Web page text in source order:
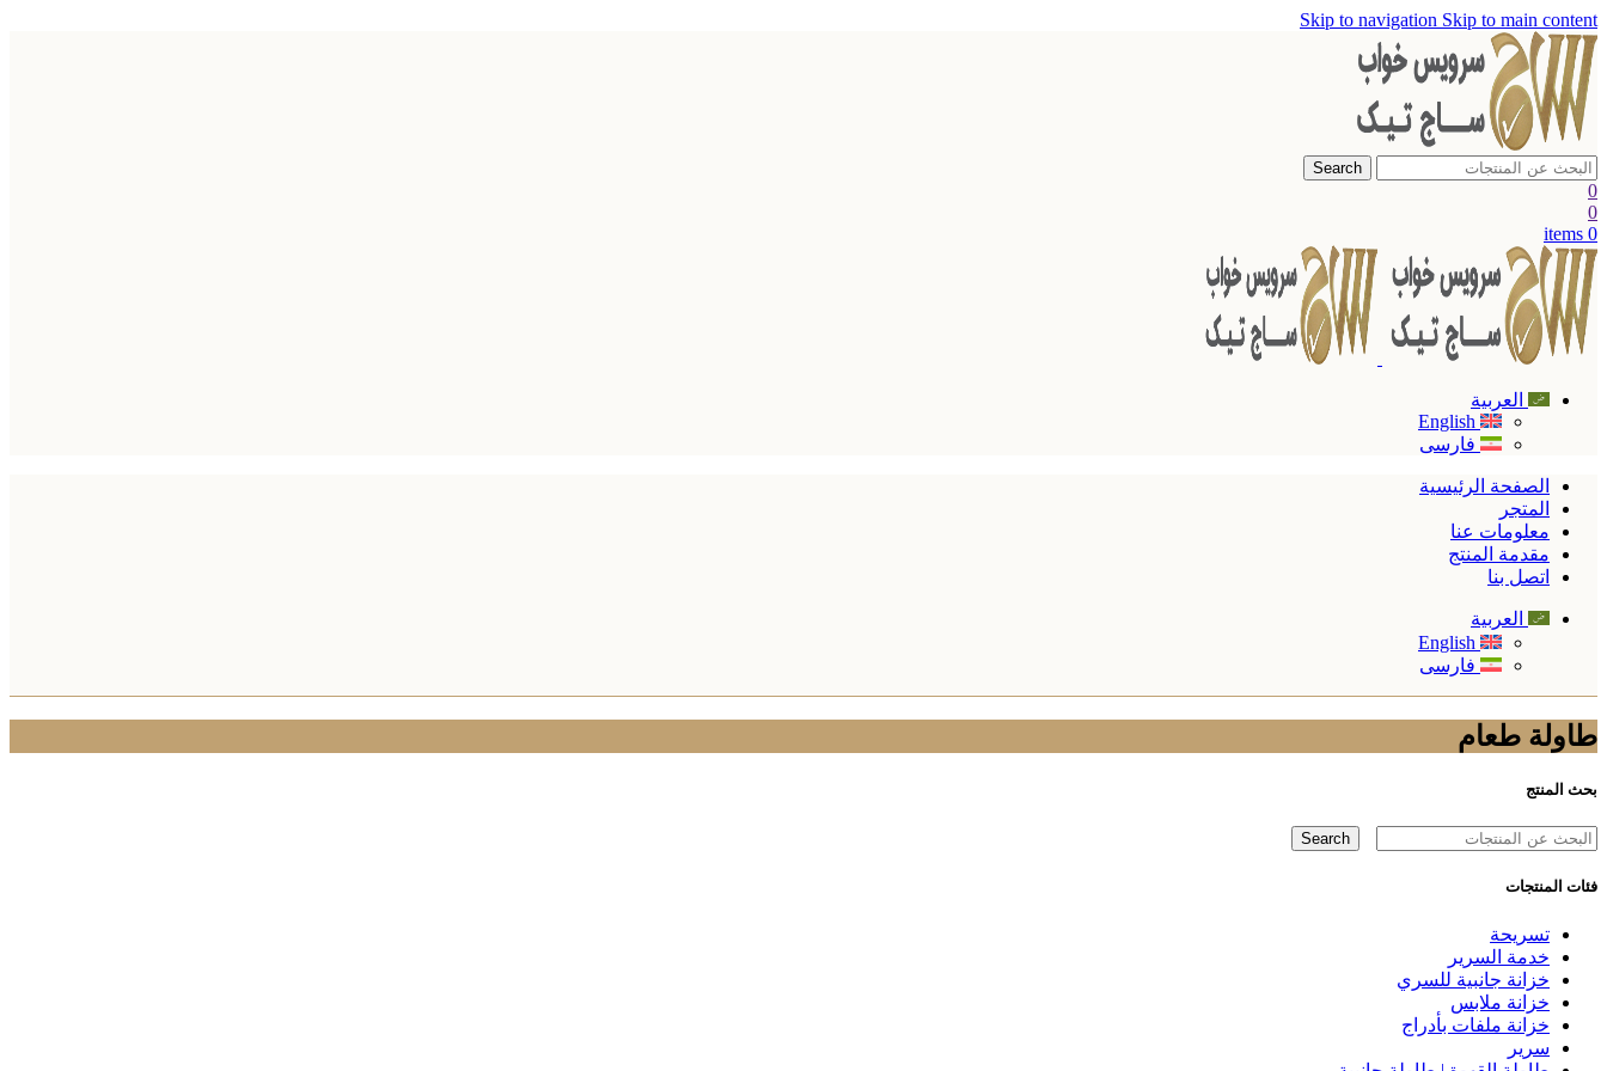
Skip to navigation Skip to main content
Search
0
0
0
items
العربية
English
فارسی
الصفحة الرئيسية
المتجر
معلومات عنا
مقدمة المنتج
اتصل بنا
العربية
English
فارسی
طاولة طعام
بحث المنتج
Search
فئات المنتجات
تسريحة
خدمة السرير
خزانة جانبية للسري
خزانة ملابس
خزانة ملفات بأدراج
سرير